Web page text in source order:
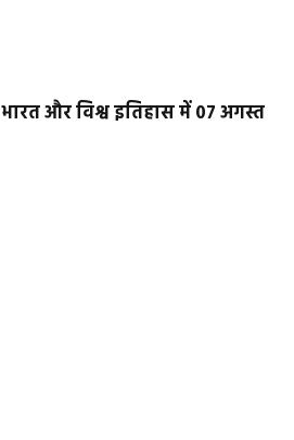
भारत और विश्व इतिहास में 07 अगस्त